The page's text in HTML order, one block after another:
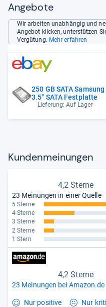
Angebote
Wir arbeiten unabhängig und
Angebot klicken, unterstützen
Vergütung. Mehr erfahren
250 GB SATA
3.5" SATA Festplatte
Lieferung: Auf Lager
Kun­den­mei­nun­gen
4,2 Sterne
23 Meinungen in einer Quelle
5 Sterne
4 Sterne
3 Sterne
2 Sterne
1 Stern
4,2 Sterne
23 Meinungen bei Amazon.de
Nur positive Nur